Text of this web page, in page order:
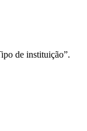
de instituição”.